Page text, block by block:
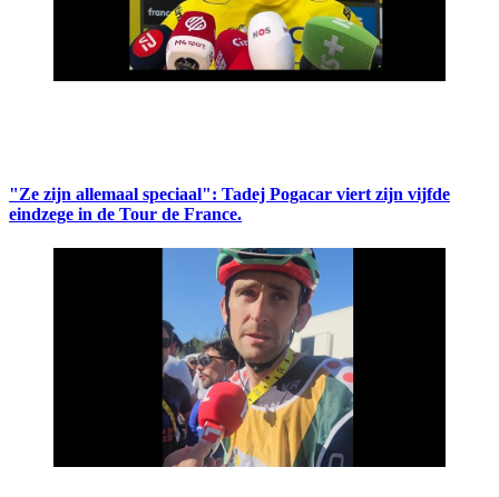
"Ze zijn allemaal speciaal": Tadej Pogacar viert zijn vijfde
eindzege in de Tour de France.